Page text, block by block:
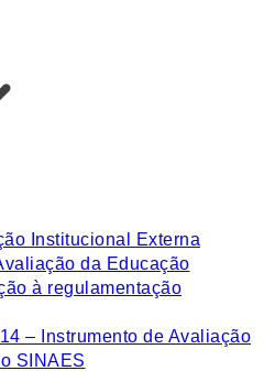
Institucional Externa
da Educação
à regulamentação
– Instrumento de Avaliação
SINAES